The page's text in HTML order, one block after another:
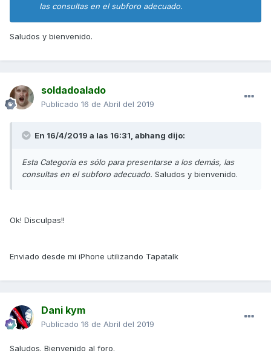
las consultas en el subforo adecuado.
Saludos y bienvenido.
soldadoalado
Publicado 16 de Abril del 2019
En 16/4/2019 a las 16:31, abhang dijo:
Esta Categoría es sólo para presentarse a los demás, las
consultas en el subforo adecuado. Saludos y bienvenido.
Ok! Disculpas!!
Enviado desde mi iPhone utilizando Tapatalk
Dani kym
Publicado 16 de Abril del 2019
Saludos. Bienvenido al foro.